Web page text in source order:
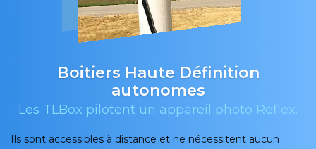
Boitiers Haute Définition
autonomes
Les TLBox pilotent un appareil photo Reflex.
Ils sont accessibles à distance et ne nécessitent aucun